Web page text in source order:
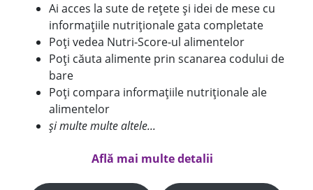
Ai acces la sute de rețete și idei de mese cu
informațiile nutriționale gata completate
Poți vedea Nutri-Score-ul alimentelor
Poți căuta alimente prin scanarea codului de
bare
Poți compara informațiile nutriționale ale
alimentelor
și multe multe altele...
Află mai multe detalii